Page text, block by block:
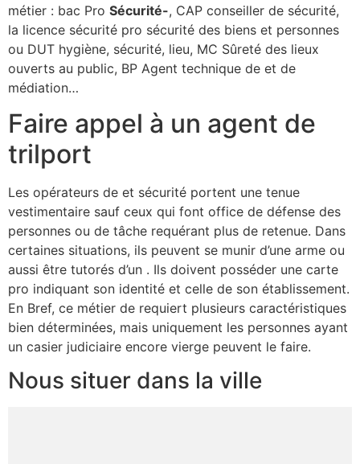
métier : bac Pro Sécurité-, CAP conseiller de sécurité,
la licence sécurité pro sécurité des biens et personnes
ou DUT hygiène, sécurité, lieu, MC Sûreté des lieux
ouverts au public, BP Agent technique de et de
médiation…
Faire appel à un agent de
trilport
Les opérateurs de et sécurité portent une tenue
vestimentaire sauf ceux qui font office de défense des
personnes ou de tâche requérant plus de retenue. Dans
certaines situations, ils peuvent se munir d’une arme ou
aussi être tutorés d’un . Ils doivent posséder une carte
pro indiquant son identité et celle de son établissement.
En Bref, ce métier de requiert plusieurs caractéristiques
bien déterminées, mais uniquement les personnes ayant
un casier judiciaire encore vierge peuvent le faire.
Nous situer dans la ville